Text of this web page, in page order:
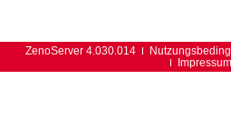
ZenoServer 4.030.014
Impressum